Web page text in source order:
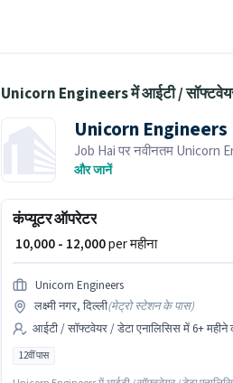
Unicorn Engineers में आईटी / सॉफ्टवेयर
Unicorn Engineers
Job Hai पर नवीनतम Unicorn
के लिए आवेदन करें! भर्तीकर्ता के
और जानें
कंप्यूटर ऑपरेटर
₹ 10,000 - 12,000per महीना
Unicorn Engineers
लक्ष्मी नगर, दिल्ली(मेट्रो स्टेशन के पास)
आईटी / सॉफ्टवेयर / डेटा एनालिसिस में 6+
12वीं पास